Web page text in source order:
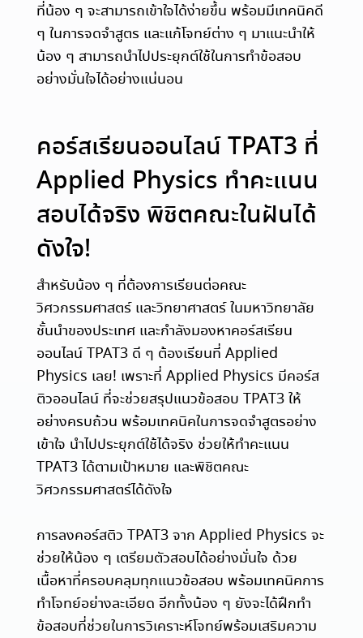
ที่น้อง ๆ จะสามารถเข้าใจได้ง่ายขึ้น พร้อมมีเทคนิคดี
ๆ ในการจดจำสูตร และแก้โจทย์ต่าง ๆ มาแนะนำให้
น้อง ๆ สามารถนำไปประยุกต์ใช้ในการทำข้อสอบ
อย่างมั่นใจได้อย่างแน่นอน
คอร์สเรียนออนไลน์ TPAT3 ที่
Applied Physics ทำคะแนน
สอบได้จริง พิชิตคณะในฝันได้
ดังใจ!
สำหรับน้อง ๆ ที่ต้องการเรียนต่อคณะ
วิศวกรรมศาสตร์ และวิทยาศาสตร์ ในมหาวิทยาลัย
ชั้นนำของประเทศ และกำลังมองหาคอร์สเรียน
ออนไลน์ TPAT3 ดี ๆ ต้องเรียนที่ Applied
Physics เลย! เพราะที่ Applied Physics มีคอร์ส
ติวออนไลน์ ที่จะช่วยสรุปแนวข้อสอบ TPAT3 ให้
อย่างครบถ้วน พร้อมเทคนิคในการจดจำสูตรอย่าง
เข้าใจ นำไปประยุกต์ใช้ได้จริง ช่วยให้ทำคะแนน
TPAT3 ได้ตามเป้าหมาย และพิชิตคณะ
วิศวกรรมศาสตร์ได้ดังใจ
การลงคอร์สติว TPAT3 จาก Applied Physics จะ
ช่วยให้น้อง ๆ เตรียมตัวสอบได้อย่างมั่นใจ ด้วย
เนื้อหาที่ครอบคลุมทุกแนวข้อสอบ พร้อมเทคนิคการ
ทำโจทย์อย่างละเอียด อีกทั้งน้อง ๆ ยังจะได้ฝึกทำ
ข้อสอบที่ช่วยในการวิเคราะห์โจทย์พร้อมเสริมความ